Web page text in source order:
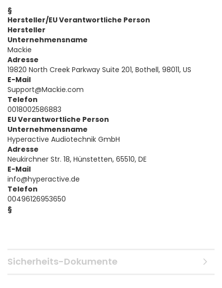
§
Hersteller/EU Verantwortliche Person
Hersteller
Unternehmensname
Mackie
Adresse
19820 North Creek Parkway Suite 201, Bothell, 98011, US
E-Mail
Support@Mackie.com
Telefon
0018002586883
EU Verantwortliche Person
Unternehmensname
Hyperactive Audiotechnik GmbH
Adresse
Neukirchner Str. 18, Hünstetten, 65510, DE
E-Mail
info@hyperactive.de
Telefon
00496126953650
§
Sicherheits-Dokumente